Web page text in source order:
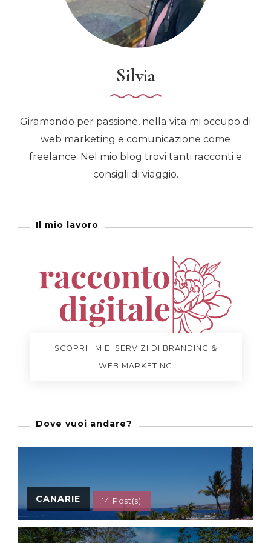
Silvia
Giramondo per passione, nella vita mi occupo di
web marketing e comunicazione come
freelance. Nel mio blog trovi tanti racconti e
consigli di viaggio.
Il mio lavoro
SCOPRI I MIEI SERVIZI DI BRANDING &
WEB MARKETING
Dove vuoi andare?
CANARIE 14 Post(s)